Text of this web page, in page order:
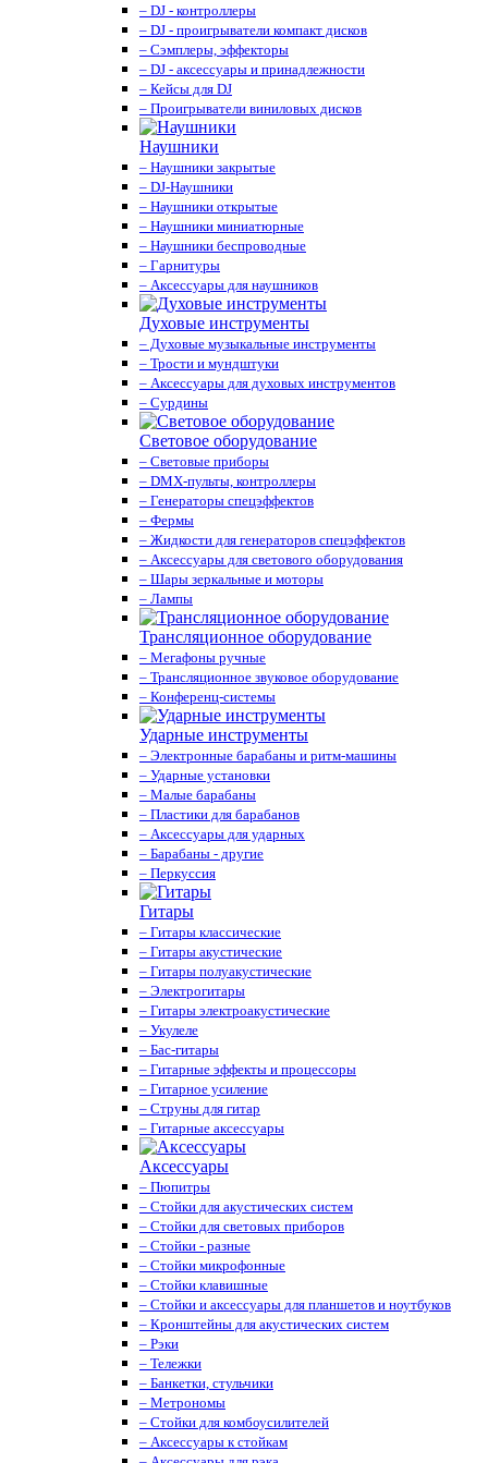
– DJ - контроллеры
– DJ - проигрыватели компакт дисков
– Сэмплеры, эффекторы
– DJ - аксессуары и принадлежности
– Кейсы для DJ
– Проигрыватели виниловых дисков
Наушники
– Наушники закрытые
– DJ-Наушники
– Наушники открытые
– Наушники миниатюрные
– Наушники беспроводные
– Гарнитуры
– Аксессуары для наушников
Духовые инструменты
– Духовые музыкальные инструменты
– Трости и мундштуки
– Аксессуары для духовых инструментов
– Сурдины
Световое оборудование
– Световые приборы
– DMX-пульты, контроллеры
– Генераторы спецэффектов
– Фермы
– Жидкости для генераторов спецэффектов
– Аксессуары для светового оборудования
– Шары зеркальные и моторы
– Лампы
Трансляционное оборудование
– Мегафоны ручные
– Трансляционное звуковое оборудование
– Конференц-системы
Ударные инструменты
– Электронные барабаны и ритм-машины
– Ударные установки
– Малые барабаны
– Пластики для барабанов
– Аксессуары для ударных
– Барабаны - другие
– Перкуссия
Гитары
– Гитары классические
– Гитары акустические
– Гитары полуакустические
– Электрогитары
– Гитары электроакустические
– Укулеле
– Бас-гитары
– Гитарные эффекты и процессоры
– Гитарное усиление
– Струны для гитар
– Гитарные аксессуары
Аксессуары
– Пюпитры
– Стойки для акустических систем
– Стойки для световых приборов
– Стойки - разные
– Стойки микрофонные
– Стойки клавишные
– Стойки и аксессуары для планшетов и ноутбуков
– Кронштейны для акустических систем
– Рэки
– Тележки
– Банкетки, стульчики
– Метрономы
– Стойки для комбоусилителей
– Аксессуары к стойкам